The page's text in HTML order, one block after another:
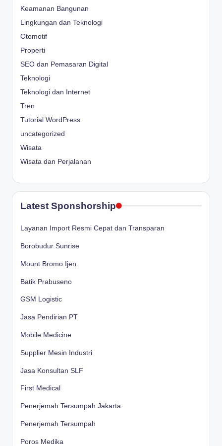
Keamanan Bangunan
Lingkungan dan Teknologi
Otomotif
Properti
SEO dan Pemasaran Digital
Teknologi
Teknologi dan Internet
Tren
Tutorial WordPress
uncategorized
Wisata
Wisata dan Perjalanan
Latest Sponshorship
Layanan Import Resmi Cepat dan Transparan
Borobudur Sunrise
Mount Bromo Ijen
Batik Prabuseno
GSM Logistic
Jasa Pendirian PT
Mobile Medicine
Supplier Mesin Industri
Jasa Konsultan SLF
First Medical
Penerjemah Tersumpah Jakarta
Penerjemah Tersumpah
Poros Medika